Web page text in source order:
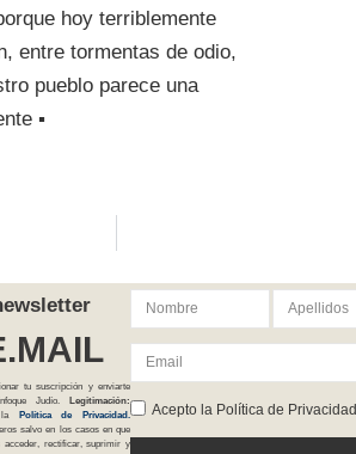
hoy terriblemente
entre tormentas de odio,
pueblo parece una
▪
tu suscripción y enviarte
Judío. Legitimación:
Políticade Privacidad .
salvo en los casos en que
acceder, rectificar, suprimir y
Acepto la Política de Privacidad